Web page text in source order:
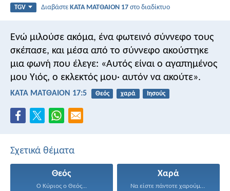
TGV ΔιαβάστεΚΑΤΑ ΜΑΤΘΑΙΟΝ 17 στο διαδίκτυο
Ενώ μιλούσε ακόμα, ένα φωτεινό σύννεφο τους
σκέπασε, και μέσα από το σύννεφο ακούστηκε
μια φωνή που έλεγε: «Αυτός είναι ο αγαπημένος
μου Υιός, ο εκλεκτός μου· αυτόν να ακούτε».
ΚΑΤΑ ΜΑΤΘΑΙΟΝ 17:5 Θεός χαρά Ιησούς
Σχετικά θέματα
Θεός
Ο Κύριος ο Θεός...
Χαρά
Να είστε πάντοτε χαρούμενοι...